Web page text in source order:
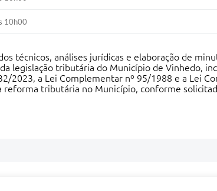
10h00
técnicos, análises jurídicas e elaboração de
legislação tributária do Município de Vinhedo,
2023, a Lei Complementar nº 95/1988 e a Lei
tributária no Município, conforme